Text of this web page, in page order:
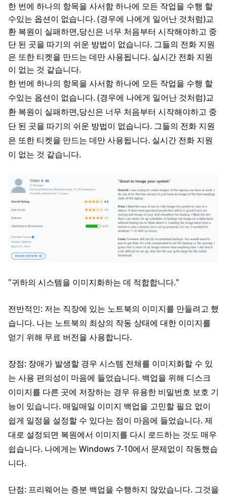
한 번에 하나의 항목을 사서함 하나에 모든 작업을 수행 할
수있는 옵션이 없습니다. (경우에 나에게 일어난 것처럼)교
환 복원이 실패하면,당신은 너무 처음부터 시작해야하고 중
단 된 곳을 따기의 쉬운 방법이 없습니다. 그들의 전화 지원
은 또한 티켓을 만드는 데만 사용됩니다. 실시간 전화 지원
이 없는 것 같습니다.
한 번에 하나의 항목을 사서함 하나에 모든 작업을 수행 할
수있는 옵션이 없습니다. (경우에 나에게 일어난 것처럼)교
환 복원이 실패하면,당신은 너무 처음부터 시작해야하고 중
단 된 곳을 따기의 쉬운 방법이 없습니다. 그들의 전화 지원
은 또한 티켓을 만드는 데만 사용됩니다. 실시간 전화 지원
이 없는 것 같습니다.
"귀하의 시스템을 이미지화하는 데 적합합니다."
전반적인: 저는 직장에 있는 노트북의 이미지를 만들려고 했
습니다. 나는 노트북의 최상의 작동 상태에 대한 이미지를
얻기 위해 무료 버전을 사용합니다.
장점: 장애가 발생할 경우 시스템 전체를 이미지화할 수 있
는 사용 편의성이 마음에 들었습니다. 백업을 위해 디스크
이미지를 다른 곳에 저장하는 경우 유용한 비밀번호 보호 기
능이 있습니다. 매일매일 이미지 백업을 고민할 필요 없이
쉽게 일정을 설정할 수 있다는 점이 마음에 들었습니다. 제
대로 설정되면 복원에서 이미지를 다시 로드하는 것도 매우
쉽습니다. 나에게는 Windows 7-10에서 문제없이 작동했습
니다.
단점: 프리웨어는 증분 백업을 수행하지 않았습니다. 그것을